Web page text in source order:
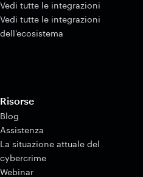
Vedi tutte le integrazioni
Vedi tutte le integrazioni
dell'ecosistema
Risorse
Blog
Assistenza
La situazione attuale del
cybercrime
Webinar